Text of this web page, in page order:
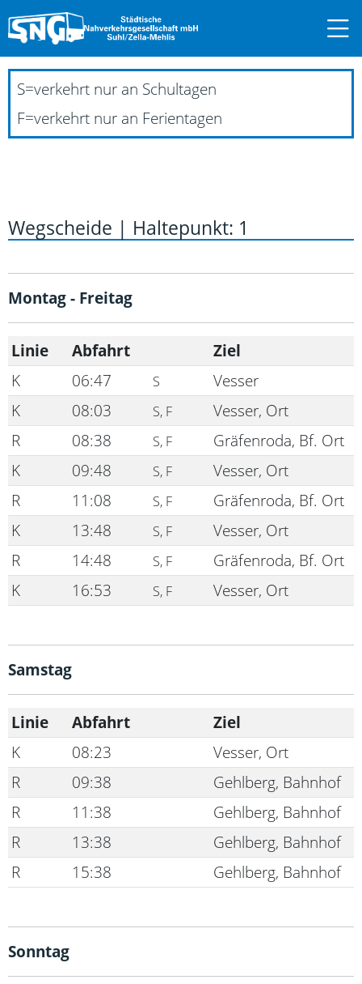
S=verkehrt nur an Schultagen
F=verkehrt nur an Ferientagen
Wegscheide | Haltepunkt: 1
Montag - Freitag
Linie Abfahrt
Ziel
K
06:47 S
Vesser
K
08:03 S, F
Vesser, Ort
R
08:38 S, F
Gräfenroda, Bf. Ort
K
09:48 S, F
Vesser, Ort
R
11:08 S, F
Gräfenroda, Bf. Ort
K
13:48 S, F
Vesser, Ort
R
14:48 S, F
Gräfenroda, Bf. Ort
K
16:53 S, F Vesser, Ort
Samstag
Linie Abfahrt
Ziel
K
08:23
Vesser, Ort
R
09:38
Gehlberg, Bahnhof
R
11:38
Gehlberg, Bahnhof
R
13:38
Gehlberg, Bahnhof
R
15:38 Gehlberg, Bahnhof
Sonntag